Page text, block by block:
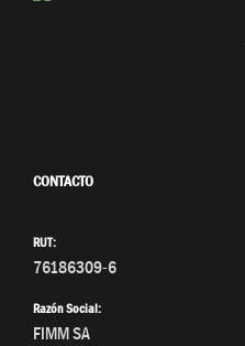
CONTACTO
RUT:
76186309-6
Razón Social:
FIMM SA